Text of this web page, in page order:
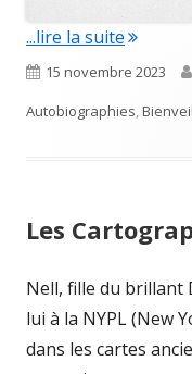
...lire la suite"Ça va
Published
on
15 novembre 2023
Autobiographies,
Les
Nell, fille du brillant
lui à la NYPL (New
dans les cartes